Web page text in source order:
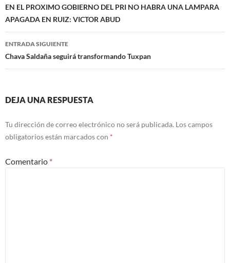
de
entradas
EN EL PROXIMO GOBIERNO DEL PRI NO HABRA UNA LAMPARA
APAGADA EN RUIZ: VICTOR ABUD
ENTRADA SIGUIENTE
Chava Saldaña seguirá transformando Tuxpan
DEJA UNA RESPUESTA
Tu dirección de correo electrónico no será publicada. Los campos
obligatorios están marcados con *
Comentario *